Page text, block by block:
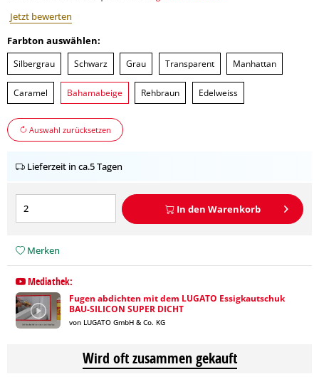
Jetzt bewerten
Farbton auswählen:
Silbergrau Schwarz Grau Transparent Manhattan
Caramel Bahamabeige Rehbraun Edelweiss
Auswahl zurücksetzen
Lieferzeit in ca.5 Tagen
In den Warenkorb
Merken
Mediathek:
Fugen abdichten mit dem LUGATO Essigkautschuk
BAU-SILICON SUPER DICHT
von LUGATO GmbH & Co. KG
Wird oft zusammen gekauft